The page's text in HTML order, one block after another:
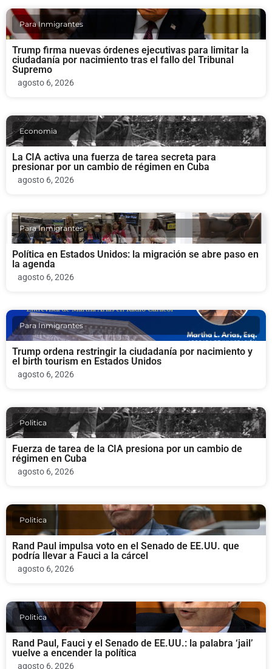
Para Inmigrantes
Trump firma nuevas órdenes ejecutivas para limitar la
ciudadanía por nacimiento tras el fallo del Tribunal
Supremo
agosto 6, 2026
Economia
La CIA activa una fuerza de tarea secreta para
presionar por un cambio de régimen en Cuba
agosto 6, 2026
Para Inmigrantes
Política en Estados Unidos: la migración se abre paso en
la agenda
agosto 6, 2026
Para Inmigrantes
Trump ordena restringir la ciudadanía por nacimiento y
el birth tourism en Estados Unidos
agosto 6, 2026
Politica
Fuerza de tarea de la CIA presiona por un cambio de
régimen en Cuba
agosto 6, 2026
Politica
Rand Paul impulsa voto en el Senado de EE.UU. que
podría llevar a Fauci a la cárcel
agosto 6, 2026
Politica
Rand Paul, Fauci y el Senado de EE.UU.: la palabra ‘jail’
vuelve a encender la política
agosto 6, 2026